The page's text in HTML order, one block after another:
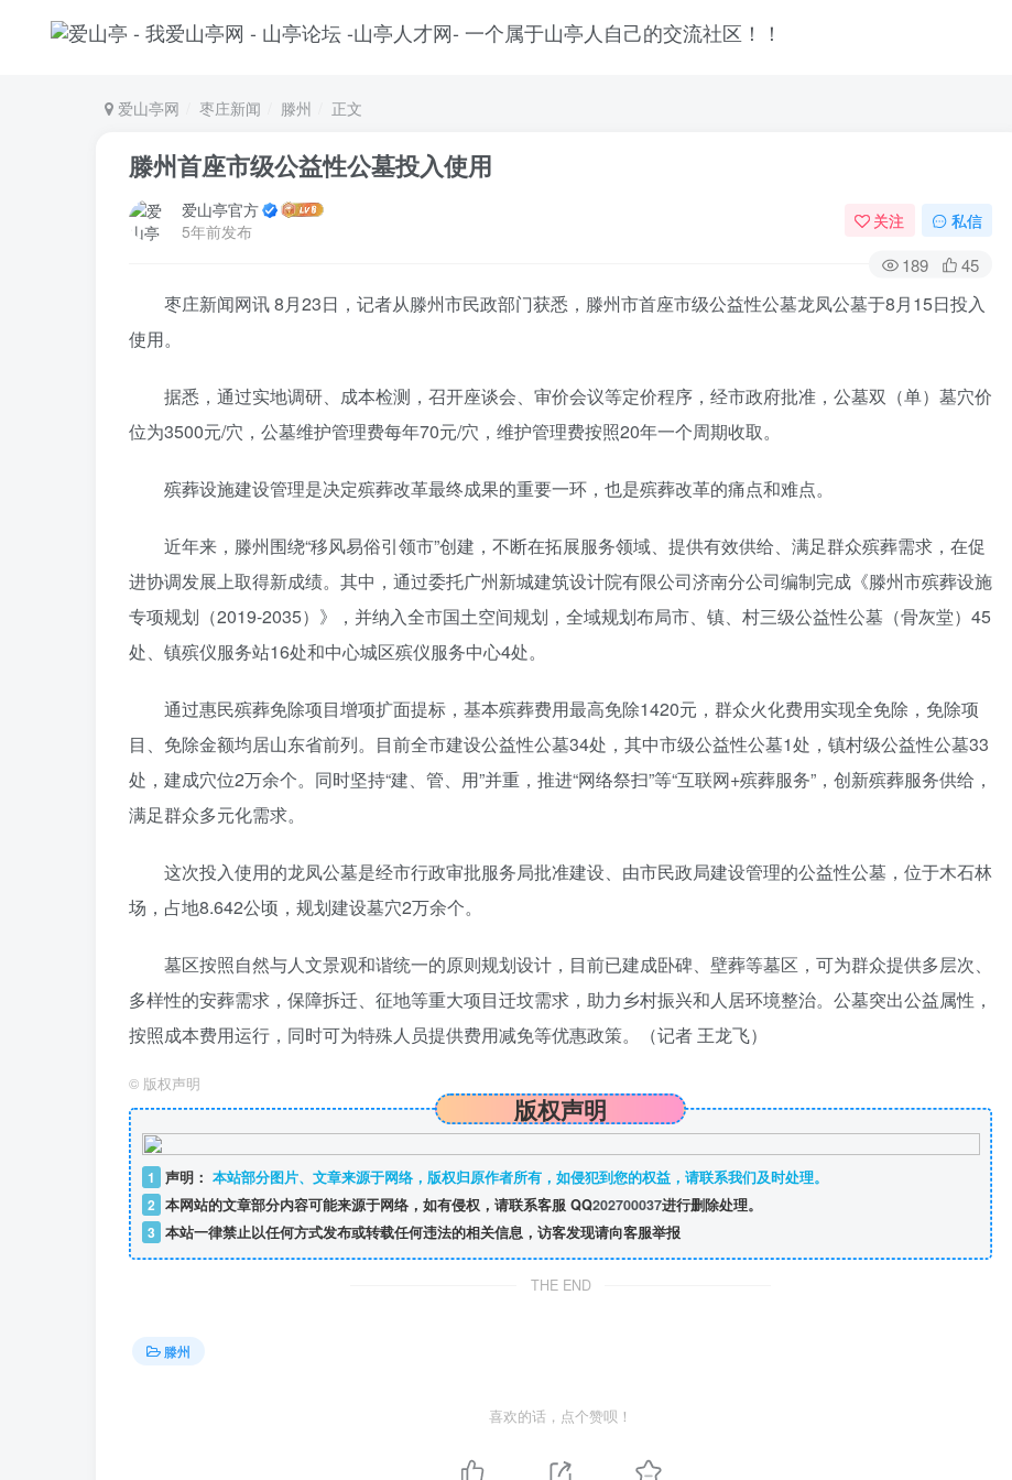
爱山亭网 枣庄新闻 滕州 正文
滕州首座市级公益性公墓投入使用
爱山亭官方
5年前发布
关注 私信
189 45
枣庄新闻网讯 8月23日，记者从滕州市民政部门获悉，滕州市首座市级公益性公墓龙凤公墓于8月15日投入
使用。
据悉，通过实地调研、成本检测，召开座谈会、审价会议等定价程序，经市政府批准，公墓双（单）墓穴价
位为3500元/穴，公墓维护管理费每年70元/穴，维护管理费按照20年一个周期收取。
殡葬设施建设管理是决定殡葬改革最终成果的重要一环，也是殡葬改革的痛点和难点。
近年来，滕州围绕“移风易俗引领市”创建，不断在拓展服务领域、提供有效供给、满足群众殡葬需求，在促
进协调发展上取得新成绩。其中，通过委托广州新城建筑设计院有限公司济南分公司编制完成《滕州市殡葬设施
专项规划（2019-2035）》，并纳入全市国土空间规划，全域规划布局市、镇、村三级公益性公墓（骨灰堂）45
处、镇殡仪服务站16处和中心城区殡仪服务中心4处。
通过惠民殡葬免除项目增项扩面提标，基本殡葬费用最高免除1420元，群众火化费用实现全免除，免除项
目、免除金额均居山东省前列。目前全市建设公益性公墓34处，其中市级公益性公墓1处，镇村级公益性公墓33
处，建成穴位2万余个。同时坚持“建、管、用”并重，推进“网络祭扫”等“互联网+殡葬服务”，创新殡葬服务供给，
满足群众多元化需求。
这次投入使用的龙凤公墓是经市行政审批服务局批准建设、由市民政局建设管理的公益性公墓，位于木石林
场，占地8.642公顷，规划建设墓穴2万余个。
墓区按照自然与人文景观和谐统一的原则规划设计，目前已建成卧碑、壁葬等墓区，可为群众提供多层次、
多样性的安葬需求，保障拆迁、征地等重大项目迁坟需求，助力乡村振兴和人居环境整治。公墓突出公益属性，
按照成本费用运行，同时可为特殊人员提供费用减免等优惠政策。（记者 王龙飞）
© 版权声明
版权声明
1 声明： 本站部分图片、文章来源于网络，版权归原作者所有，如侵犯到您的权益，请联系我们及时处理。
2 本网站的文章部分内容可能来源于网络，如有侵权，请联系客服 QQ202700037进行删除处理。
3 本站一律禁止以任何方式发布或转载任何违法的相关信息，访客发现请向客服举报
THE END
滕州
喜欢的话，点个赞呗！